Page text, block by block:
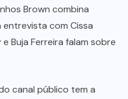
Brown combina
entrevista com Cissa
Buja Ferreira falam sobre
canal público tem a